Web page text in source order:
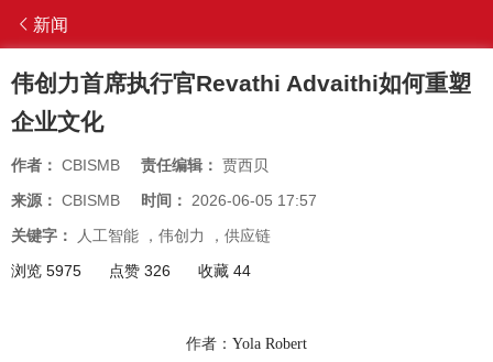
新闻
伟创力首席执行官Revathi Advaithi如何重塑
企业文化
作者： CBISMB 责任编辑： 贾西贝
来源： CBISMB 时间： 2026-06-05 17:57
关键字：
人工智能 ， 伟创力 ， 供应链
浏览 5975
点赞 326 收藏 44
作者： Yola Robert